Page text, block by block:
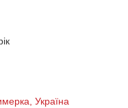
Україна